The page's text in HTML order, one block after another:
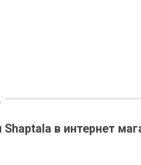
в интернет